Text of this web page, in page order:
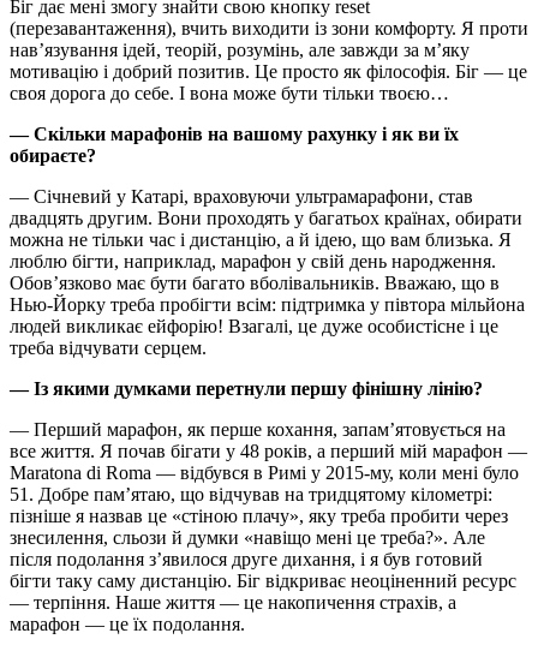
Біг дає мені змогу знайти свою кнопку reset
(перезавантаження), вчить виходити із зони комфорту. Я проти
нав’язування ідей, теорій, розумінь, але завжди за м’яку
мотивацію і добрий позитив. Це просто як філософія. Біг — це
своя дорога до себе. І вона може бути тільки твоєю…
— Скільки марафонів на вашому рахунку і як ви їх
обираєте?
— Січневий у Катарі, враховуючи ультрамарафони, став
двадцять другим. Вони проходять у багатьох країнах, обирати
можна не тільки час і дистанцію, а й ідею, що вам близька. Я
люблю бігти, наприклад, марафон у свій день народження.
Обов’язково має бути багато вболівальників. Вважаю, що в
Нью-Йорку треба пробігти всім: підтримка у півтора мільйона
людей викликає ейфорію! Взагалі, це дуже особистісне і це
треба відчувати серцем.
— Із якими думками перетнули першу фінішну лінію?
— Перший марафон, як перше кохання, запам’ятовується на
все життя. Я почав бігати у 48 років, а перший мій марафон —
Maratona di Roma — відбувся в Римі у 2015-му, коли мені було
51. Добре пам’ятаю, що відчував на тридцятому кілометрі:
пізніше я назвав це «стіною плачу», яку треба пробити через
знесилення, сльози й думки «навіщо мені це треба?». Але
після подолання з’явилося друге дихання, і я був готовий
бігти таку саму дистанцію. Біг відкриває неоціненний ресурс
— терпіння. Наше життя — це накопичення страхів, а
марафон — це їх подолання.